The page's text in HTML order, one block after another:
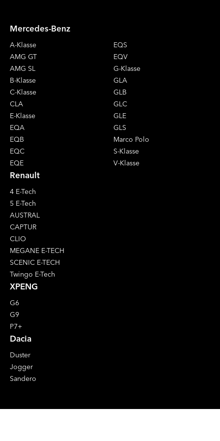
Mercedes-Benz
A-Klasse
AMG GT
AMG SL
B-Klasse
C-Klasse
CLA
E-Klasse
EQA
EQB
EQC
EQE
EQS
EQV
G-Klasse
GLA
GLB
GLC
GLE
GLS
Marco Polo
S-Klasse
V-Klasse
Renault
4 E-Tech
5 E-Tech
AUSTRAL
CAPTUR
CLIO
MEGANE E-TECH
SCENIC E-TECH
Twingo E-Tech
XPENG
G6
G9
P7+
Dacia
Duster
Jogger
Sandero